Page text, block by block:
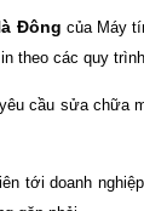
Đông của Máy
theo các quy
cầu sửa chữa
tới doanh